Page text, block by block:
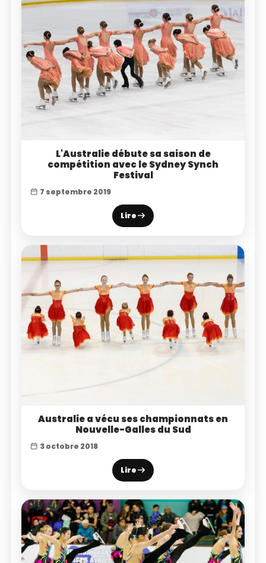
L'Australie débute sa saison de
compétition avec le Sydney Synch
Festival
7 septembre 2019
Lire
Australie a vécu ses championnats en
Nouvelle-Galles du Sud
3 octobre 2018
Lire